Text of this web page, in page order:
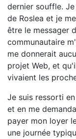
dernier souffle.
de Roslea et je
être le messager
communautaire
me donnerait
projet Web, et
vivaient les
Je suis ressorti
et en me
payer mon loyer
une journée